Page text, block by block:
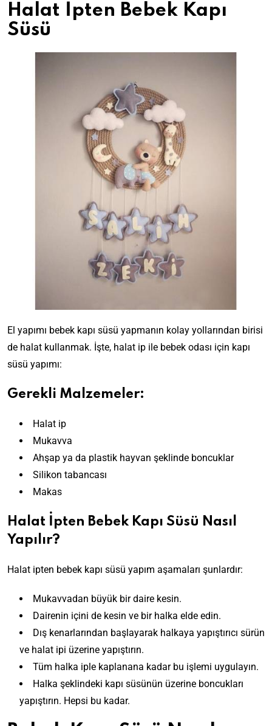
Halat İpten Bebek Kapı
Süsü
El yapımı bebek kapı süsü yapmanın kolay yollarından birisi
de halat kullanmak. İşte, halat ip ile bebek odası için kapı
süsü yapımı:
Gerekli Malzemeler:
Halat ip
Mukavva
Ahşap ya da plastik hayvan şeklinde boncuklar
Silikon tabancası
Makas
Halat İpten Bebek Kapı Süsü Nasıl
Yapılır?
Halat ipten bebek kapı süsü yapım aşamaları şunlardır:
Mukavvadan büyük bir daire kesin.
Dairenin içini de kesin ve bir halka elde edin.
Dış kenarlarından başlayarak halkaya yapıştırıcı sürün
ve halat ipi üzerine yapıştırın.
Tüm halka iple kaplanana kadar bu işlemi uygulayın.
Halka şeklindeki kapı süsünün üzerine boncukları
yapıştırın. Hepsi bu kadar.